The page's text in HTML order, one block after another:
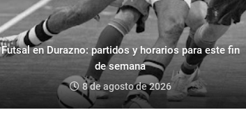
Futsal en Durazno: partidos y horarios para este fin
de semana
8 de agosto de 2026